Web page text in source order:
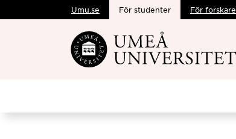
Hoppa direkt till innehållet
Umu.se För studenter För forskare